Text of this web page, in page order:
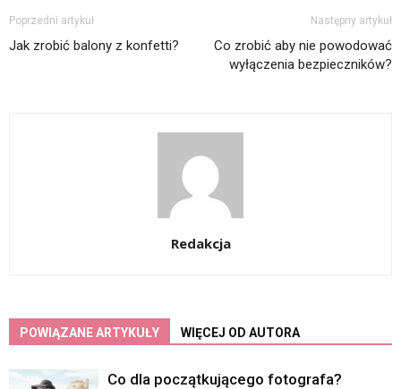
Poprzedni artykuł
Jak zrobić balony z konfetti?
Następny artykuł
Co zrobić aby nie powodować
wyłączenia bezpieczników?
Redakcja
POWIĄZANE ARTYKUŁY WIĘCEJ OD AUTORA
Co dla początkującego fotografa?